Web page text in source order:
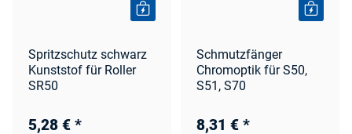
Spritzschutz schwarz
Kunststof für Roller
SR50
5,28 € *
Schmutzfänger
Chromoptik für S50,
S51, S70
8,31 € *